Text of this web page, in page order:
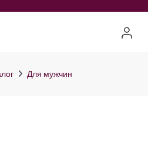
Для мужчин